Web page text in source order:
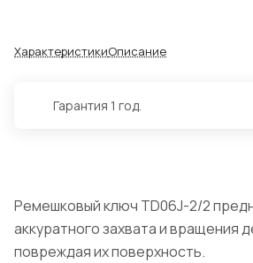
ХарактеристикиОписание
Гарантия 1 год.
Ремешковый ключ TD06J-2/2
аккуратного захвата и вращения
повреждая их поверхность.